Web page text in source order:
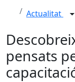
Actualitat
pensats